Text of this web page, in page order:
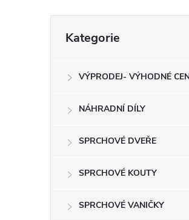
kategorie
Kategorie
VÝPRODEJ- VÝHODNÉ
NÁHRADNÍ DÍLY
SPRCHOVÉ DVEŘE
SPRCHOVÉ KOUTY
SPRCHOVÉ VANIČKY